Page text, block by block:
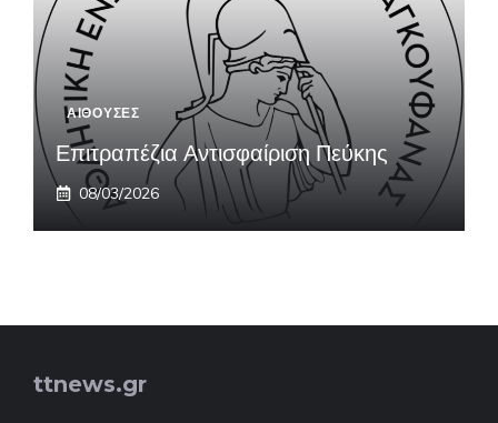
ΑΙΘΟΥΣΕΣ
Επιτραπέζια Αντισφαίριση Πεύκης
08/03/2026
ttnews.gr